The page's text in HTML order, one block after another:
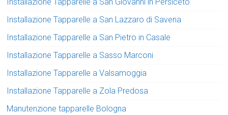
Installazione Tapparelle a San Lazzaro di Savena
Installazione Tapparelle a San Pietro in Casale
Installazione Tapparelle a Sasso Marconi
Installazione Tapparelle a Valsamoggia
Installazione Tapparelle a Zola Predosa
Manutenzione tapparelle Bologna